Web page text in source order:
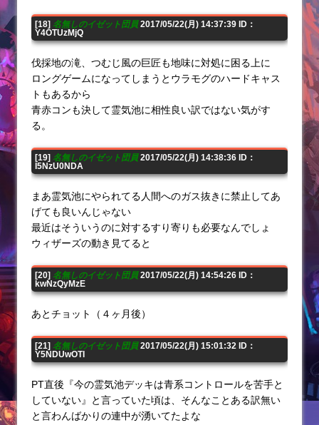
[18] 名無しのイゼット団員2017/05/22(月) 14:37:39 ID：
Y4OTUzMjQ
伐採地の滝、つむじ風の巨匠も地味に対処に困る上に
ロングゲームになってしまうとウラモグのハードキャス
トもあるから
青赤コンも決して霊気池に相性良い訳ではない気がす
る。
[19] 名無しのイゼット団員2017/05/22(月) 14:38:36 ID：
I5NzU0NDA
まあ霊気池にやられてる人間へのガス抜きに禁止してあ
げても良いんじゃない
最近はそういうのに対するすり寄りも必要なんでしょ
ウィザーズの動き見てると
[20] 名無しのイゼット団員2017/05/22(月) 14:54:26 ID：
kwNzQyMzE
あとチョット（４ヶ月後）
[21] 名無しのイゼット団員2017/05/22(月) 15:01:32 ID：
Y5NDUwOTI
PT直後『今の霊気池デッキは青系コントロールを苦手と
していない』と言っていた頃は、そんなことある訳無い
と言わんばかりの連中が湧いてたよな